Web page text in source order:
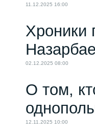
11.12.2025 16:00
Хроники
02.12.2025 08:00
О том,
12.11.2025 10:00